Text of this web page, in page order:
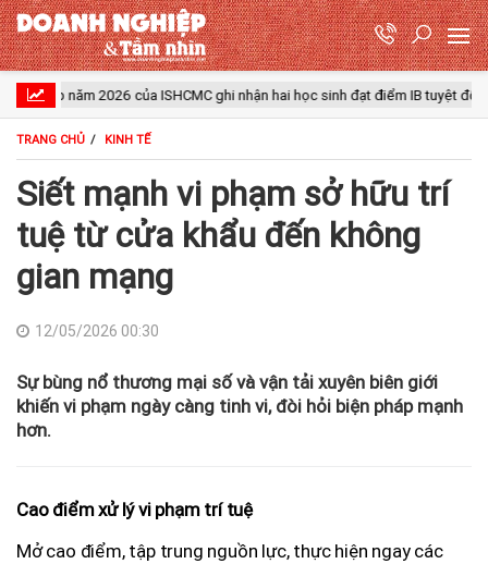
2026 của ISHCMC ghi nhận hai học sinh đạt điểm IB tuyệt đối và điểm
TRANG CHỦ KINH TẾ
Siết mạnh vi phạm sở hữu trí
tuệ từ cửa khẩu đến không
gian mạng
12/05/2026 00:30
Sự bùng nổ thương mại số và vận tải xuyên biên giới
khiến vi phạm ngày càng tinh vi, đòi hỏi biện pháp mạnh
hơn.
Cao điểm xử lý vi phạm trí tuệ
Mở cao điểm, tập trung nguồn lực, thực hiện ngay các